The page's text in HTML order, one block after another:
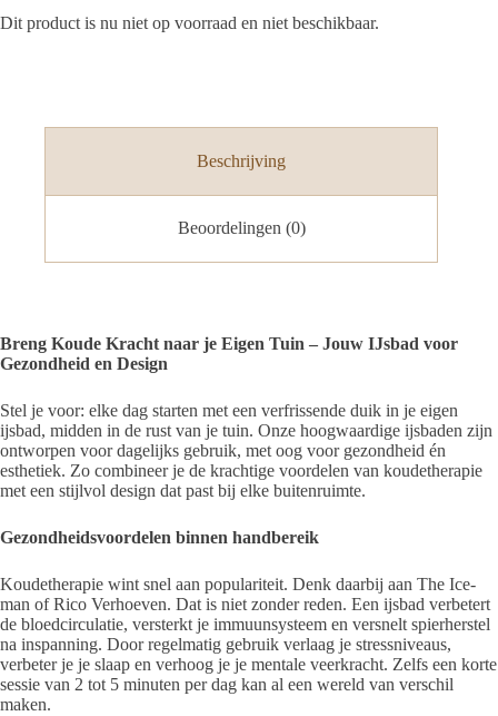
Dit product is nu niet op voorraad en niet beschikbaar.
Beschrijving
Beoordelingen (0)
Breng Koude Kracht naar je Eigen Tuin – Jouw IJsbad voor
Gezondheid en Design
Stel je voor: elke dag starten met een verfrissende duik in je eigen
ijsbad, midden in de rust van je tuin. Onze hoogwaardige ijsbaden zijn
ontworpen voor dagelijks gebruik, met oog voor gezondheid én
esthetiek. Zo combineer je de krachtige voordelen van koudetherapie
met een stijlvol design dat past bij elke buitenruimte.
Gezondheidsvoordelen binnen handbereik
Koudetherapie wint snel aan populariteit. Denk daarbij aan The Ice-
man of Rico Verhoeven. Dat is niet zonder reden. Een ijsbad verbetert
de bloedcirculatie, versterkt je immuunsysteem en versnelt spierherstel
na inspanning. Door regelmatig gebruik verlaag je stressniveaus,
verbeter je je slaap en verhoog je je mentale veerkracht. Zelfs een korte
sessie van 2 tot 5 minuten per dag kan al een wereld van verschil
maken.